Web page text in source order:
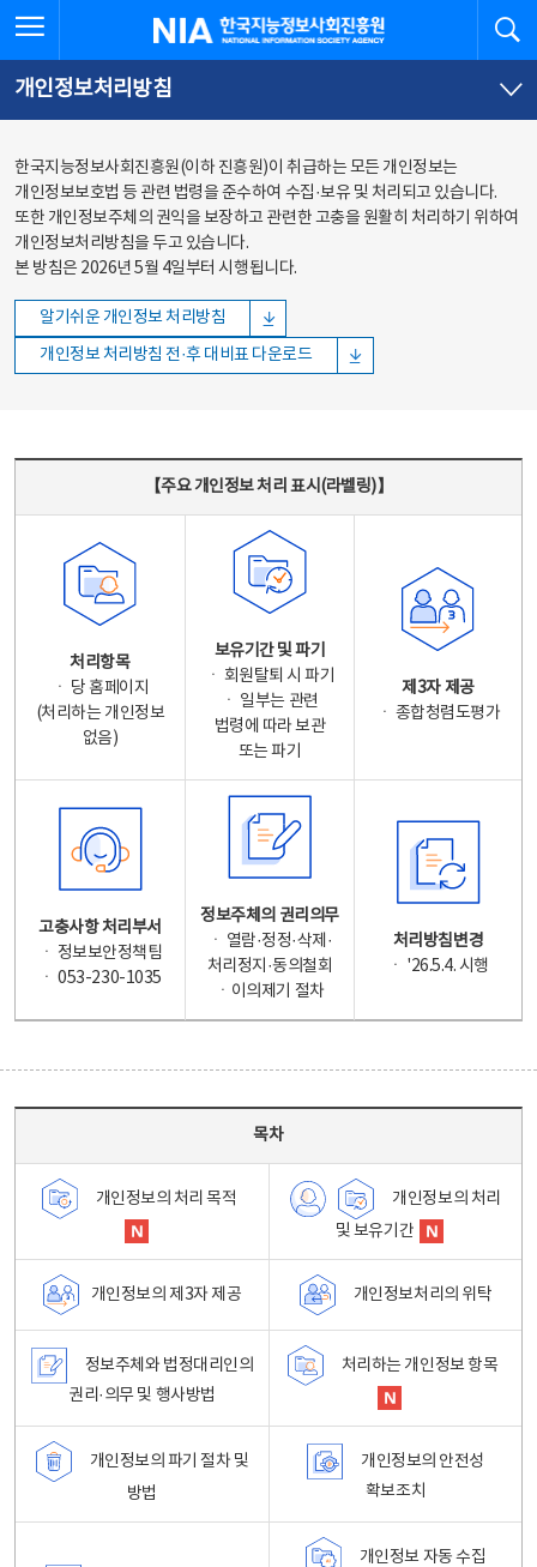
바로가기
바로가기
한국지능정보사회진흥원
개인정보처리방침
한국지능정보사회진흥원(이하 진흥원)이 취급하는 모든 개인정보는
개인정보보호법 등 관련 법령을 준수하여 수집·보유 및 처리되고 있습니다.
또한 개인정보주체의 권익을 보장하고 관련한 고충을 원활히 처리하기 위하여
개인정보처리방침을 두고 있습니다.
본 방침은 2026년 5월 4일부터 시행됩니다.
알기쉬운 개인정보 처리방침
개인정보 처리방침 전·후 대비표 다운로드
【주요 개인정보 처리 표시(라벨링)】
처리항목
ㆍ 당 홈페이지
(처리하는 개인정보
없음)
보유기간 및 파기
ㆍ 회원탈퇴 시 파기
ㆍ 일부는 관련
법령에 따라 보관
또는 파기
제3자 제공
ㆍ 종합청렴도평가
고충사항 처리부서
ㆍ 정보보안정책팀
ㆍ 053-230-1035
정보주체의 권리의무
ㆍ 열람·정정·삭제·
처리정지·동의철회
ㆍ이의제기 절차
처리방침변경
ㆍ '26.5.4. 시행
목차
개인정보의 처리 목적
개인정보의 처리
및 보유기간
개인정보의 제3자 제공 개인정보처리의 위탁
정보주체와 법정대리인의
권리·의무 및 행사방법
처리하는 개인정보 항목
개인정보의 파기 절차 및
방법
개인정보의 안전성
확보조치
개인정보 자동 수집